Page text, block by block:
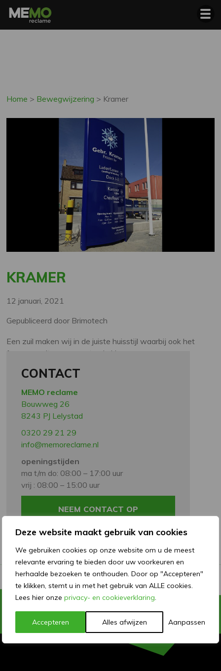
Deze website maakt gebruik van cookies
We gebruiken cookies op onze website om u de meest
relevante ervaring te bieden door uw voorkeuren en
herhaalde bezoeken te onthouden. Door op "Accepteren"
te klikken, stemt u in met het gebruik van ALLE cookies.
Lees hier onze privacy- en cookieverklaring.
Aanpassen
Alles afwijzen
Accepteren
Home > Bewegwijzering > Kramer
KRAMER
12 januari, 2021
Gepubliceerd door Brimotech
Een zuil maken wij in de juiste huisstijl waarbij ook het
frame wordt meegespoten in kleur.
CONTACT
MEMO reclame
Bouwweg 26
8243 PJ Lelystad
0320 29 21 29
info@memoreclame.nl
openingstijden
ma t/m do: 08:00 – 17:00 uur
vrij : 08:00 – 15:00 uur
NEEM CONTACT OP